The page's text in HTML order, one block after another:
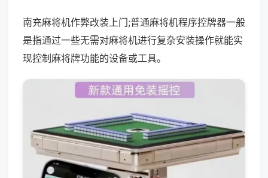
南充麻将机作弊改装上门;普通麻将机程序控牌器一般
是指通过一些无需对麻将机进行复杂安装操作就能实
现控制麻将牌功能的设备或工具。